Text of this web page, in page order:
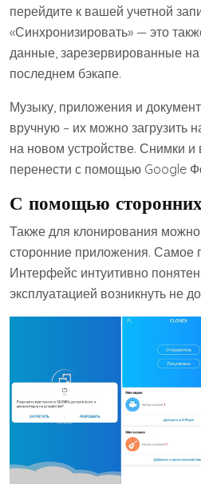
перейдите к вашей учетной
«Синхронизировать» — это
данные, зарезервированные на
последнем бэкапе.
Музыку, приложения и
вручную – их можно загрузить
на новом устройстве. Снимки
перенести с помощью Google
С помощью
Также для клонирования можно
сторонние приложения. Самое
Интерфейс интуитивно
эксплуатацией возникнуть не